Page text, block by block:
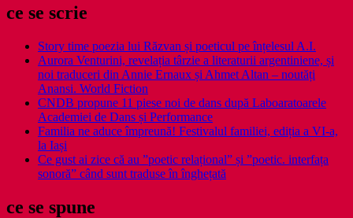
ce se scrie
Story time poezia lui Răzvan și poeticul pe înțelesul A.I.
Aurora Venturini, revelația târzie a literaturii argentiniene, și
noi traduceri din Annie Ernaux și Ahmet Altan – noutăți
Anansi. World Fiction
CNDB propune 11 piese noi de dans după Laboaratoarele
Academiei de Dans și Performance
Familia ne aduce împreună! Festivalul familiei, ediția a VI-a,
la Iași
Ce gust ai zice că au ”poetic relațional” și ”poetic. interfața
sonoră” când sunt traduse în înghețată
ce se spune